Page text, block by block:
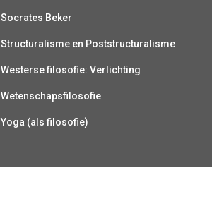
Socrates Beker
Structuralisme en Poststructuralisme
Westerse filosofie: Verlichting
Wetenschapsfilosofie
Yoga (als filosofie)